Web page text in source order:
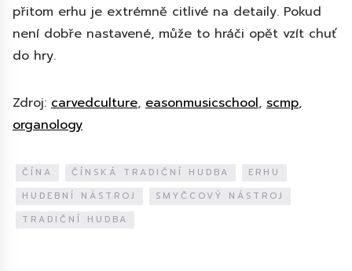
přitom erhu je extrémně citlivé na detaily. Pokud
není dobře nastavené, může to hráči opět vzít chuť
do hry.
Zdroj: carvedculture, easonmusicschool, scmp,
organology
ČÍNA ČÍNSKÁ TRADIČNÍ HUDBA
ERHU
HUDEBNÍ NÁSTROJ
SMYČCOVÝ NÁSTROJ
TRADIČNÍ HUDBA